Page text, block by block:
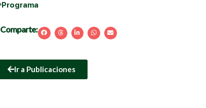
Programa
Comparte:
Ir a Publicaciones